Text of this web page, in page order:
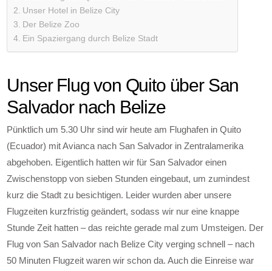
Unser Hotel in Belize City
Der Belize Zoo
Ein Spaziergang durch Belize Stadt
Unser Flug von Quito über San
Salvador nach Belize
Pünktlich um 5.30 Uhr sind wir heute am Flughafen in Quito
(Ecuador) mit Avianca nach San Salvador in Zentralamerika
abgehoben. Eigentlich hatten wir für San Salvador einen
Zwischenstopp von sieben Stunden eingebaut, um zumindest
kurz die Stadt zu besichtigen. Leider wurden aber unsere
Flugzeiten kurzfristig geändert, sodass wir nur eine knappe
Stunde Zeit hatten – das reichte gerade mal zum Umsteigen. Der
Flug von San Salvador nach Belize City verging schnell – nach
50 Minuten Flugzeit waren wir schon da. Auch die Einreise war